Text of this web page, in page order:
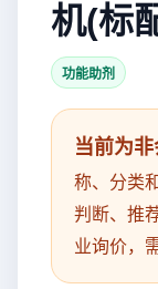
机(标
功能助剂
当前为非
称、分类
判断、推
业询价，